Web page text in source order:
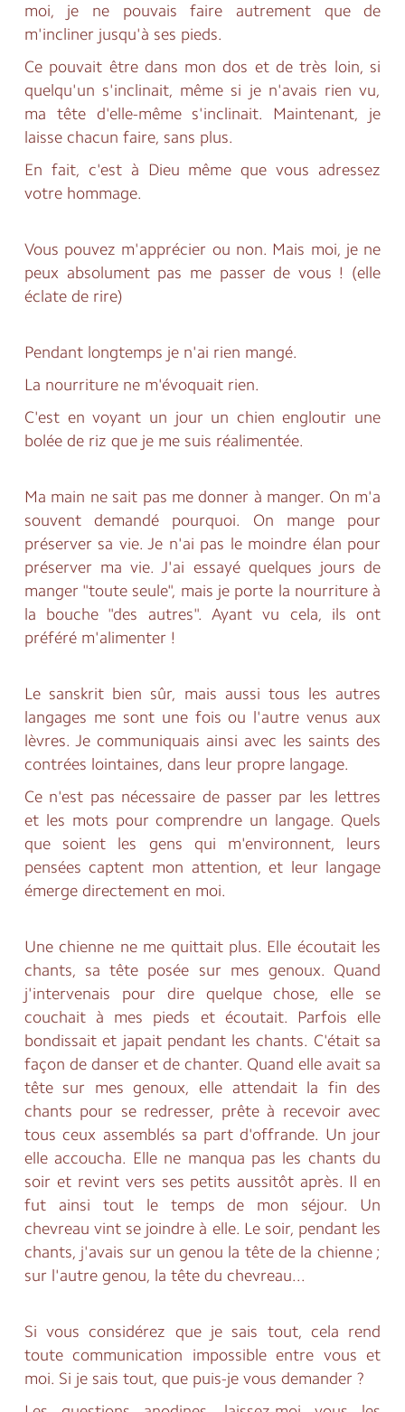
moi, je ne pouvais faire autrement que de
m'incliner jusqu'à ses pieds.
Ce pouvait être dans mon dos et de très loin, si
quelqu'un s'inclinait, même si je n'avais rien vu,
ma tête d'elle-même s'inclinait. Maintenant, je
laisse chacun faire, sans plus.
En fait, c'est à Dieu même que vous adressez
votre hommage.
Vous pouvez m'apprécier ou non. Mais moi, je ne
peux absolument pas me passer de vous ! (elle
éclate de rire)
Pendant longtemps je n'ai rien mangé.
La nourriture ne m'évoquait rien.
C'est en voyant un jour un chien engloutir une
bolée de riz que je me suis réalimentée.
Ma main ne sait pas me donner à manger. On m'a
souvent demandé pourquoi. On mange pour
préserver sa vie. Je n'ai pas le moindre élan pour
préserver ma vie. J'ai essayé quelques jours de
manger "toute seule", mais je porte la nourriture à
la bouche "des autres". Ayant vu cela, ils ont
préféré m'alimenter !
Le sanskrit bien sûr, mais aussi tous les autres
langages me sont une fois ou l'autre venus aux
lèvres. Je communiquais ainsi avec les saints des
contrées lointaines, dans leur propre langage.
Ce n'est pas nécessaire de passer par les lettres
et les mots pour comprendre un langage. Quels
que soient les gens qui m'environnent, leurs
pensées captent mon attention, et leur langage
émerge directement en moi.
Une chienne ne me quittait plus. Elle écoutait les
chants, sa tête posée sur mes genoux. Quand
j'intervenais pour dire quelque chose, elle se
couchait à mes pieds et écoutait. Parfois elle
bondissait et japait pendant les chants. C'était sa
façon de danser et de chanter. Quand elle avait sa
tête sur mes genoux, elle attendait la fin des
chants pour se redresser, prête à recevoir avec
tous ceux assemblés sa part d'offrande. Un jour
elle accoucha. Elle ne manqua pas les chants du
soir et revint vers ses petits aussitôt après. Il en
fut ainsi tout le temps de mon séjour. Un
chevreau vint se joindre à elle. Le soir, pendant les
chants, j'avais sur un genou la tête de la chienne ;
sur l'autre genou, la tête du chevreau...
Si vous considérez que je sais tout, cela rend
toute communication impossible entre vous et
moi. Si je sais tout, que puis-je vous demander ?